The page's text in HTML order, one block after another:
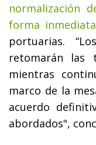
normalización
forma inmediata
portuarias.
retomarán las
mientras
marco de la
acuerdo
abordados",